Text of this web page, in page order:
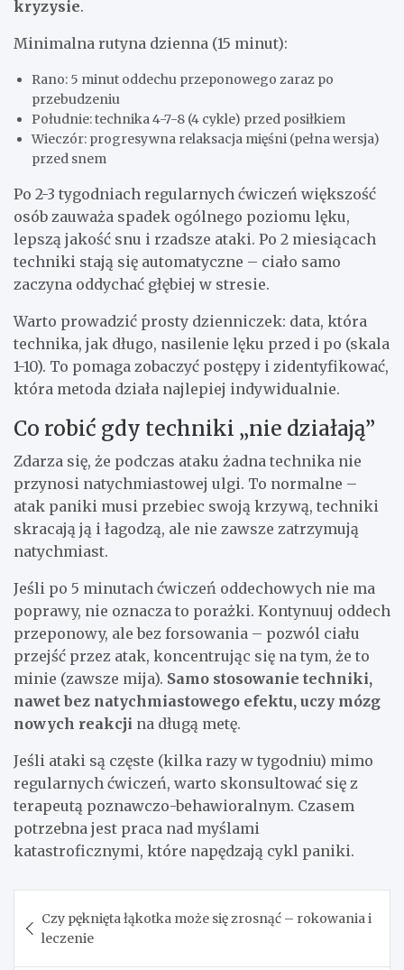
kryzysie.
Minimalna rutyna dzienna (15 minut):
Rano: 5 minut oddechu przeponowego zaraz po
przebudzeniu
Południe: technika 4-7-8 (4 cykle) przed posiłkiem
Wieczór: progresywna relaksacja mięśni (pełna wersja)
przed snem
Po 2-3 tygodniach regularnych ćwiczeń większość
osób zauważa spadek ogólnego poziomu lęku,
lepszą jakość snu i rzadsze ataki. Po 2 miesiącach
techniki stają się automatyczne – ciało samo
zaczyna oddychać głębiej w stresie.
Warto prowadzić prosty dzienniczek: data, która
technika, jak długo, nasilenie lęku przed i po (skala
1-10). To pomaga zobaczyć postępy i zidentyfikować,
która metoda działa najlepiej indywidualnie.
Co robić gdy techniki „nie działają”
Zdarza się, że podczas ataku żadna technika nie
przynosi natychmiastowej ulgi. To normalne –
atak paniki musi przebiec swoją krzywą, techniki
skracają ją i łagodzą, ale nie zawsze zatrzymują
natychmiast.
Jeśli po 5 minutach ćwiczeń oddechowych nie ma
poprawy, nie oznacza to porażki. Kontynuuj oddech
przeponowy, ale bez forsowania – pozwól ciału
przejść przez atak, koncentrując się na tym, że to
minie (zawsze mija). Samo stosowanie techniki,
nawet bez natychmiastowego efektu, uczy mózg
nowych reakcji na długą metę.
Jeśli ataki są częste (kilka razy w tygodniu) mimo
regularnych ćwiczeń, warto skonsultować się z
terapeutą poznawczo-behawioralnym. Czasem
potrzebna jest praca nad myślami
katastroficznymi, które napędzają cykl paniki.
wpisu
Czy pęknięta łąkotka może się zrosnąć – rokowania i
leczenie